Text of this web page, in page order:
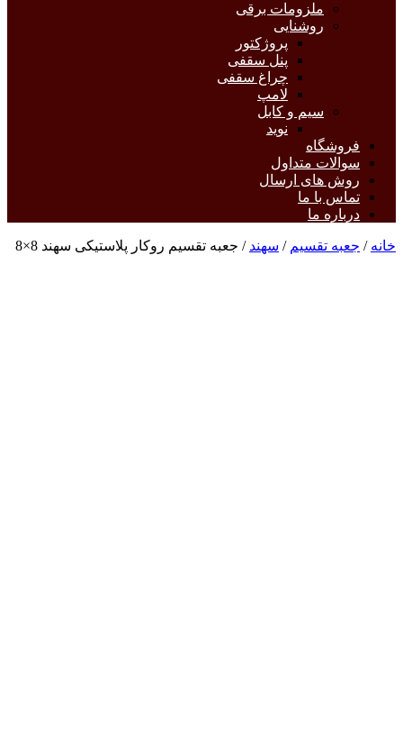
ملزومات برقی
روشنایی
پروژکتور
پنل سقفی
چراغ سقفی
لامپ
سیم و کابل
نوید
فروشگاه
سوالات متداول
روش های ارسال
تماس با ما
درباره ما
خانه / جعبه تقسیم / سهند / جعبه تقسیم روکار پلاستیکی سهند 8×8